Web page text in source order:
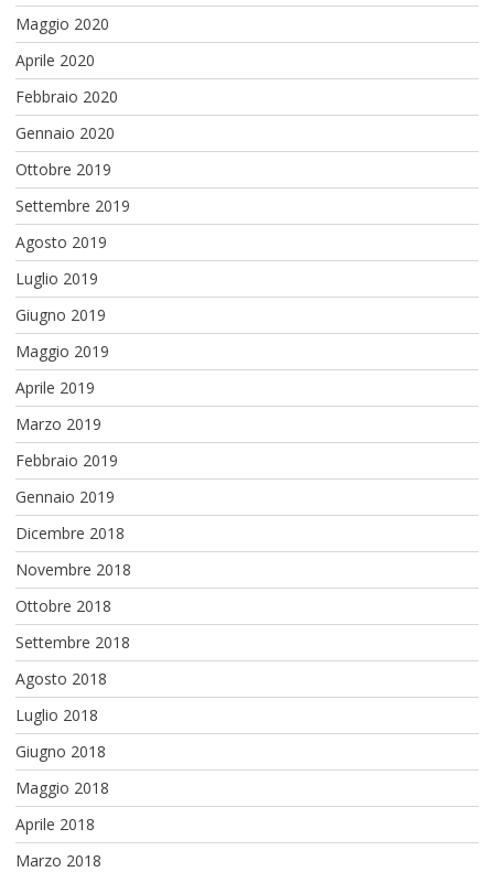
Maggio 2020
Aprile 2020
Febbraio 2020
Gennaio 2020
Ottobre 2019
Settembre 2019
Agosto 2019
Luglio 2019
Giugno 2019
Maggio 2019
Aprile 2019
Marzo 2019
Febbraio 2019
Gennaio 2019
Dicembre 2018
Novembre 2018
Ottobre 2018
Settembre 2018
Agosto 2018
Luglio 2018
Giugno 2018
Maggio 2018
Aprile 2018
Marzo 2018